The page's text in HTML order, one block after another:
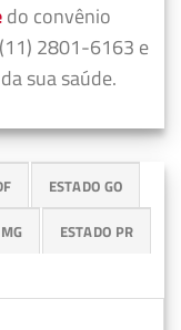
do convênio
2801-6163 e
sua saúde.
ESTADO GO
ESTADO PR